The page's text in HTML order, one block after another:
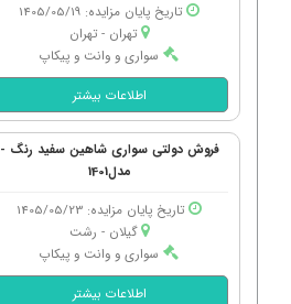
تاریخ پایان مزایده: 1405/05/19
تهران - تهران
سواری و وانت و پیکاپ
اطلاعات بیشتر
فروش دولتی سواری شاهین سفید رنگ -
مدل1401
تاریخ پایان مزایده: 1405/05/23
گیلان - رشت
سواری و وانت و پیکاپ
اطلاعات بیشتر